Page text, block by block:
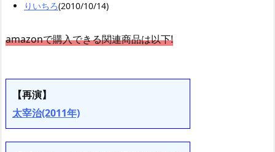
りいちろ(2010/10/14)
amazonで購入できる関連商品は以下!
【再演】
太宰治(2011年)